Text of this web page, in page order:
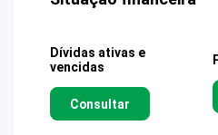
Dívidas ativas e
vencidas
Consultar